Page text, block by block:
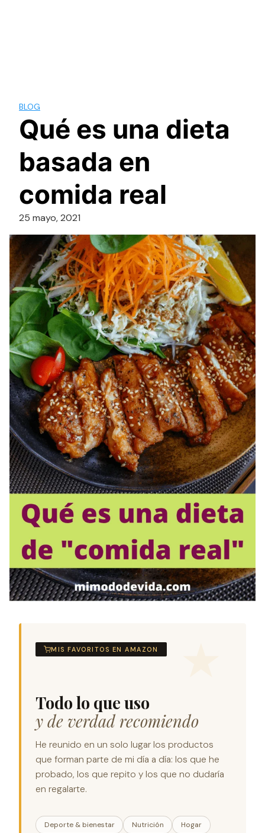
BLOG
Qué es una dieta
basada en
comida real
25 mayo, 2021
MIS FAVORITOS EN AMAZON
Todo lo que uso
y de verdad recomiendo
He reunido en un solo lugar los productos
que forman parte de mi día a día: los que he
probado, los que repito y los que no dudaría
en regalarte.
Deporte & bienestar Nutrición
Hogar